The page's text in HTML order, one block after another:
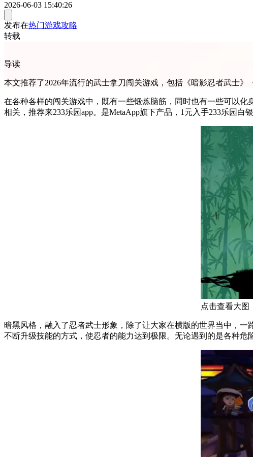
2026-06-03 15:40:26
发布在热门游戏攻略
转载
导读
本文推荐了2026年流行的武士拿刀闯关游戏，包括《暗影忍者武士
在各种各样的闯关游戏中，既有一些锻炼脑筋，同时也有一些可以
点击查看大图
暗黑风格，融入了忍者武士形象，除了让大家在横版的世界当中，